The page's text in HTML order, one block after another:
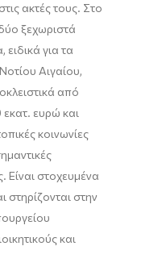
ακτές τους. Στο
ξεχωριστά
για τα
Αιγαίου,
από
ευρώ και
κοινωνίες
Είναι στοχευμένα
στηρίζονται στην
και